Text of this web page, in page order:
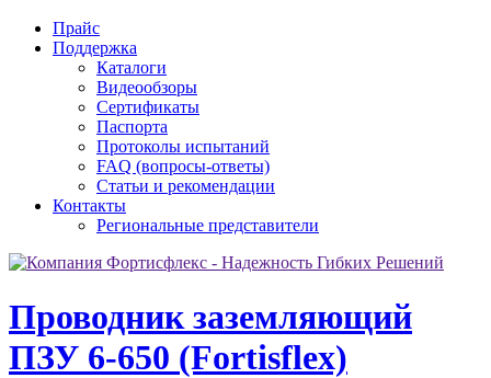
Прайс
Поддержка
Каталоги
Видеообзоры
Сертификаты
Паспорта
Протоколы испытаний
FAQ (вопросы-ответы)
Статьи и рекомендации
Контакты
Региональные представители
Проводник заземляющий
ПЗУ 6-650 (Fortisflex)